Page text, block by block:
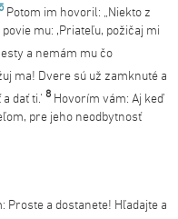
5 Potom im hovoril: „Niekto z
mu: ,Priateľu, požičaj mi
a nemám mu čo
ma! Dvere sú už zamknuté a
dať ti.‘ 8 Hovorím vám: Aj keď
pre jeho neodbytnosť
Proste a dostanete! Hľadajte a